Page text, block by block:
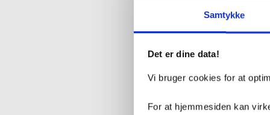
Samtykke
Det er dine data!
Vi bruger cookies for at
For at hjemmesiden kan
VVS nr. 8409654
Fragt 99,-